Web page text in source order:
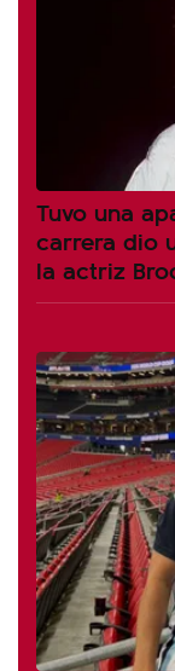
Tuvo una
carrera dio
la actriz